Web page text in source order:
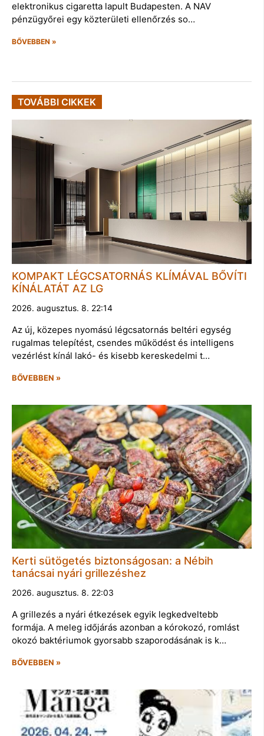
elektronikus cigaretta lapult Budapesten. A NAV
pénzügyőrei egy közterületi ellenőrzés so…
BŐVEBBEN »
TOVÁBBI CIKKEK
KOMPAKT LÉGCSATORNÁS KLÍMÁVAL BŐVÍTI
KÍNÁLATÁT AZ LG
2026. augusztus. 8. 22:14
Az új, közepes nyomású légcsatornás beltéri egység
rugalmas telepítést, csendes működést és intelligens
vezérlést kínál lakó- és kisebb kereskedelmi t…
BŐVEBBEN »
Kerti sütögetés biztonságosan: a Nébih
tanácsai nyári grillezéshez
2026. augusztus. 8. 22:03
A grillezés a nyári étkezések egyik legkedveltebb
formája. A meleg időjárás azonban a kórokozó, romlást
okozó baktériumok gyorsabb szaporodásának is k…
BŐVEBBEN »